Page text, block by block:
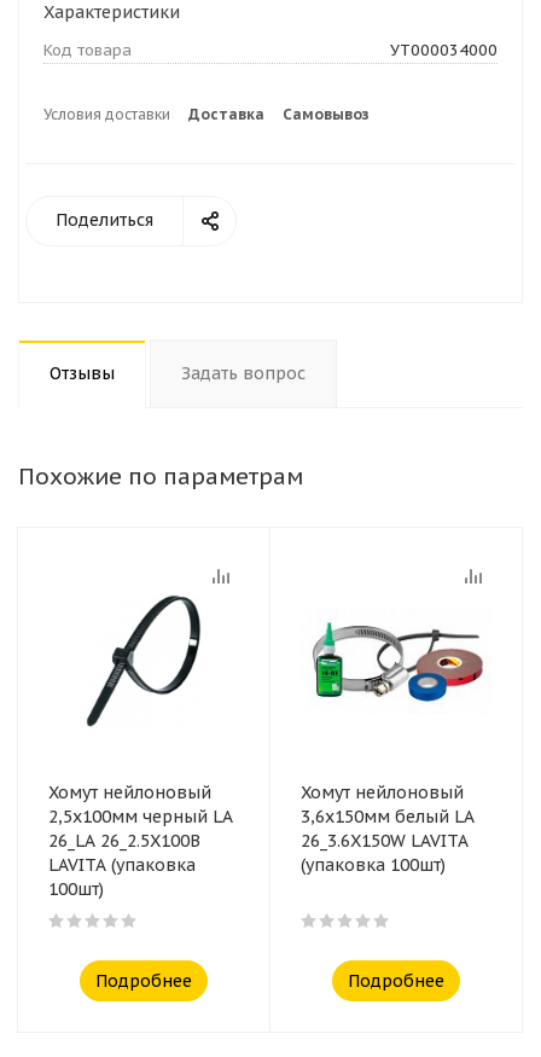
Характеристики
Код товара УТ000034000
Условия доставки Доставка Самовывоз
Поделиться
Отзывы Задать вопрос
Похожие по параметрам
Хомут нейлоновый
2,5x100мм черный LA
26_LA 26_2.5X100B
LAVITA (упаковка
100шт)
Подробнее
Хомут нейлоновый
3,6x150мм белый LA
26_3.6X150W LAVITA
(упаковка 100шт)
Подробнее